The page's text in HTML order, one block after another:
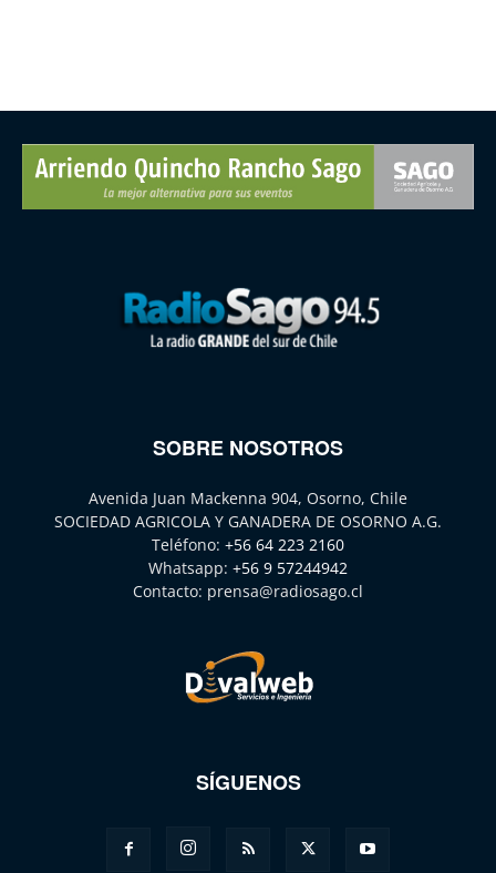
SOBRE NOSOTROS
Avenida Juan Mackenna 904, Osorno, Chile
SOCIEDAD AGRICOLA Y GANADERA DE OSORNO A.G.
Teléfono: +56 64 223 2160
Whatsapp: +56 9 57244942
Contacto: prensa@radiosago.cl
SÍGUENOS